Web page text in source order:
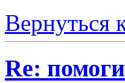
Вернуться
Re: